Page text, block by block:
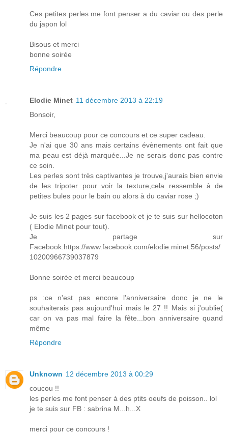
Ces petites perles me font penser a du caviar ou des perle
du japon lol
Bisous et merci
bonne soirée
Répondre
Elodie Minet 11 décembre 2013 à 22:19
Bonsoir,
Merci beaucoup pour ce concours et ce super cadeau.
Je n'ai que 30 ans mais certains évènements ont fait que
ma peau est déjà marquée...Je ne serais donc pas contre
ce soin.
Les perles sont très captivantes je trouve,j'aurais bien envie
de les tripoter pour voir la texture,cela ressemble à de
petites bules pour le bain ou alors à du caviar rose ;)
Je suis les 2 pages sur facebook et je te suis sur hellocoton
( Elodie Minet pour tout).
Je partage sur
Facebook:https://www.facebook.com/elodie.minet.56/posts/
10200966739037879
Bonne soirée et merci beaucoup
ps :ce n'est pas encore l'anniversaire donc je ne le
souhaiterais pas aujourd'hui mais le 27 !! Mais si j'oublie(
car on va pas mal faire la fête...bon anniversaire quand
même
Répondre
Unknown 12 décembre 2013 à 00:29
coucou !!
les perles me font penser à des ptits oeufs de poisson.. lol
je te suis sur FB : sabrina M...h...X
merci pour ce concours !